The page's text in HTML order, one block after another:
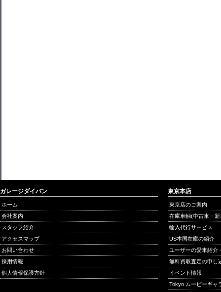
ガレージダイバン
ホーム
会社案内
スタッフ紹介
アクセスマップ
お問い合わせ
採用情報
個人情報保護方針
東京本店
東京店のご案内
在庫車輌(中古車・
輸入代行サービス
US本国在庫の紹介
ユーザーの愛車紹介
無料買取査定の申し
イベント情報
Tokyo ムービーギャ